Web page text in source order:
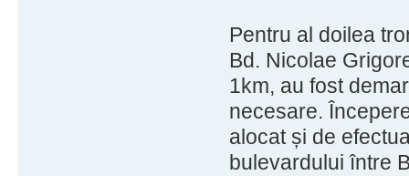
Pentru al doilea
Bd. Nicolae
1km, au fost
necesare.
alocat și de
bulevardului între